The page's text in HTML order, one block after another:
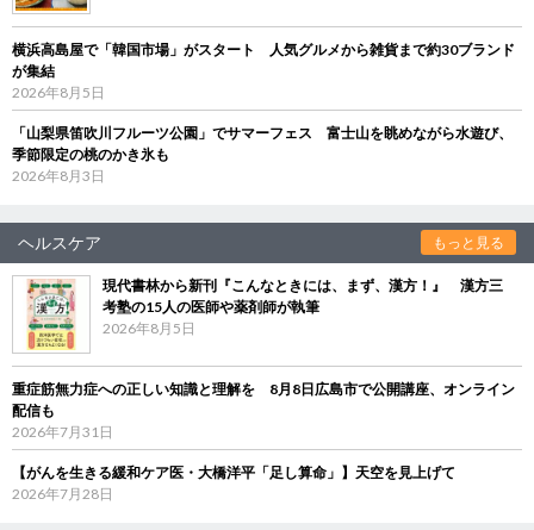
横浜高島屋で「韓国市場」がスタート 人気グルメから雑貨まで約30ブランド
が集結
2026年8月5日
「山梨県笛吹川フルーツ公園」でサマーフェス 富士山を眺めながら水遊び、
季節限定の桃のかき氷も
2026年8月3日
ヘルスケア もっと見る
現代書林から新刊『こんなときには、まず、漢方！』 漢方三
考塾の15人の医師や薬剤師が執筆
2026年8月5日
重症筋無力症への正しい知識と理解を 8月8日広島市で公開講座、オンライン
配信も
2026年7月31日
【がんを生きる緩和ケア医・大橋洋平「足し算命」】天空を見上げて
2026年7月28日